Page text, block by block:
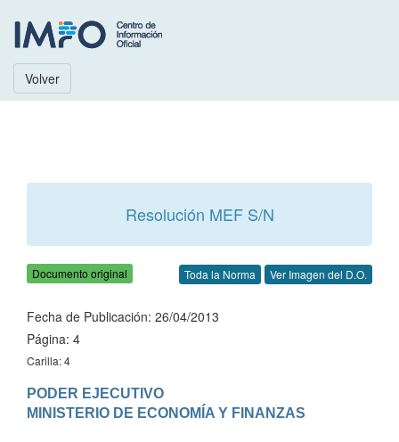
Volver
Resolución MEF S/N
Documento original Toda la Norma Ver Imagen del D.O.
Fecha de Publicación: 26/04/2013
Página: 4
Carilla: 4
PODER EJECUTIVO